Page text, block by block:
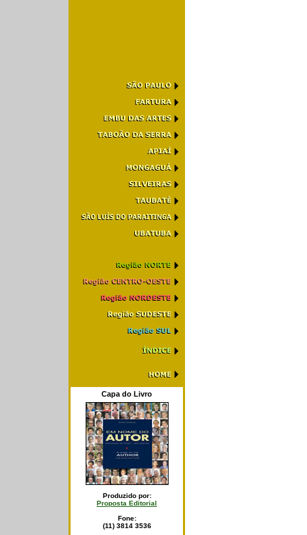
Capa do Livro
Produzido por:
Proposta Editorial
Fone:
(11) 3814 3536